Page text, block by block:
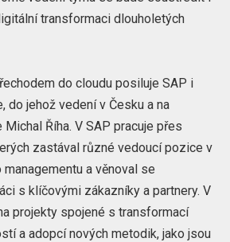
transformaci dlouholetých
do cloudu posiluje SAP i
do jehož vedení v Česku a na
Říha. V SAP pracuje přes
zastával různé vedoucí pozice v
a věnoval se
s klíčovými zákazníky a partnery. V
projekty spojené s transformací
a adopcí nových metodik, jako jsou